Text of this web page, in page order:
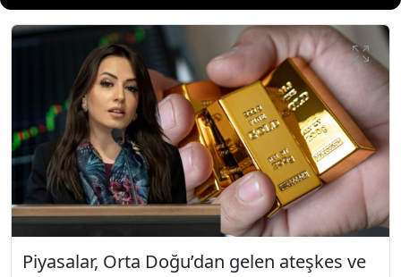
Piyasalar, Orta Doğu’dan gelen ateşkes ve